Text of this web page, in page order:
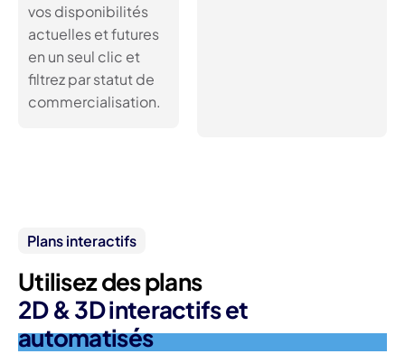
vos disponibilités
actuelles et futures
en un seul clic et
filtrez par statut de
commercialisation.
Plans interactifs
Utilisez des plans
2D & 3D interactifs et
automatisés